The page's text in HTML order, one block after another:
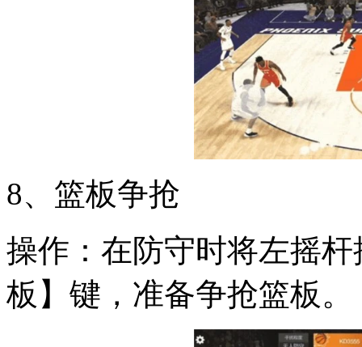
8、篮板争抢
操作：在防守时将左摇
板】键，准备争抢篮板。